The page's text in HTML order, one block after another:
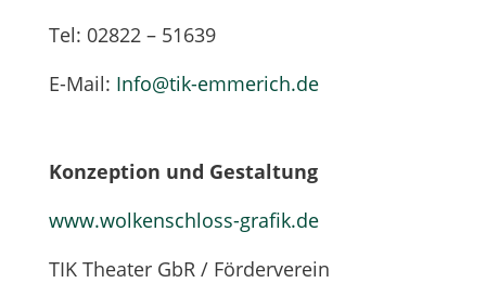
Tel: 02822 – 51639
E-Mail: Info@tik-emmerich.de
Konzeption und Gestaltung
www.wolkenschloss-grafik.de
TIK Theater GbR / Förderverein